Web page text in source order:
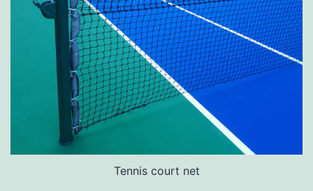
Tennis court net